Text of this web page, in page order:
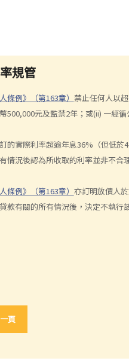
規管
條例》（第163章） 禁止任何人以
500,000元及監禁2年；或(ii) 一經
的實際利率超逾年息36%（但低
情況後認為所收取的利率並非不合
條例》（第163章） 亦訂明放債人
款有關的所有情況後，決定不執行
頁